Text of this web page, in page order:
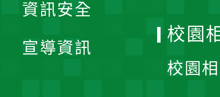
資訊安全
宣導資訊
校園
校園